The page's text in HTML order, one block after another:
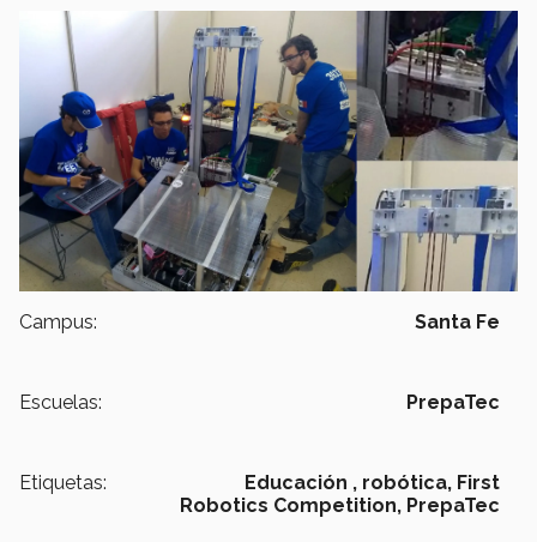
Campus: Santa Fe
Escuelas: PrepaTec
Etiquetas: Educación , robótica, First
Robotics Competition, PrepaTec